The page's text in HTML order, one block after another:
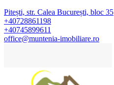
Pitești, str. Calea București, bloc 35
+40728861198
+40745899611
office@muntenia-imobiliare.ro